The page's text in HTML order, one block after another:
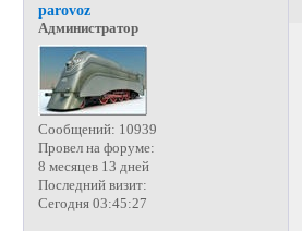
parovoz
Администратор
Сообщений: 10939
Провел на форуме:
8 месяцев 13 дней
Последний визит:
Сегодня 03:45:27